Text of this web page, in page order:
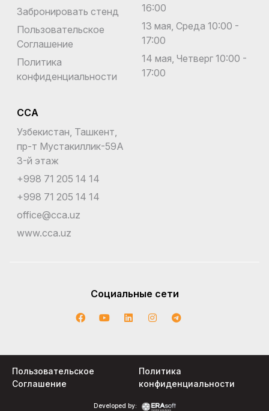
Забронировать стенд
Пользовательское
Соглашение
Политика
конфиденциальности
16:00
13 мая, Среда 10:00 -
17:00
14 мая, Четверг 10:00 -
17:00
CCA
Узбекистан, Ташкент,
пр-т Мустакиллик-59A
3-й этаж
+998 71 205 14 14
+998 71 205 14 14
office@cca.uz
www.cca.uz
Социальные сети
Developed by:
Пользовательское
Соглашение
Политика
конфиденциальности